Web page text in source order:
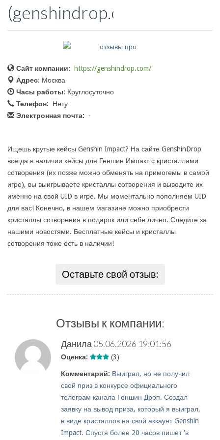
(genshindrop.com)
Сайт компании:
https://genshindrop.com/
Адрес: Москва
Часы работы: Круглосуточно
Телефон:
Нету
Электронная почта:
-
Ищешь крутые кейсы Genshin Impact? На сайте GenshinDrop
всегда в наличии кейсы для Геншин Импакт с кристаллами
сотворения (их позже можно обменять на примогемы в самой
игре), вы выигрываете кристаллы сотворения и выводите их
именно на свой UID в игре. Мы моментально пополняем UID
для вас! Конечно, в нашем магазине можно приобрести
кристаллы сотворения в подарок или себе лично. Следите за
нашими новостями. Бесплатные кейсы и кристаллы
сотворения тоже есть в наличии!
Оставьте свой отзыв:
Отзывы к компании:
Данила 05.06.2026 19:01:56
Оценка: (3)
Комментарий: Выиграл, но не получил
свой приз в конкурсе официального
телеграм канала Геншин Дроп. Создал
заявку на вывод приза, который я выиграл,
в виде кристаллов на свой аккаунт Genshin
Impact. Спустя более 20 часов пишет 'в